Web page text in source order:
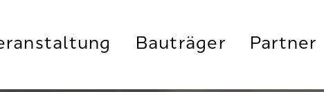
Bauträger Partner